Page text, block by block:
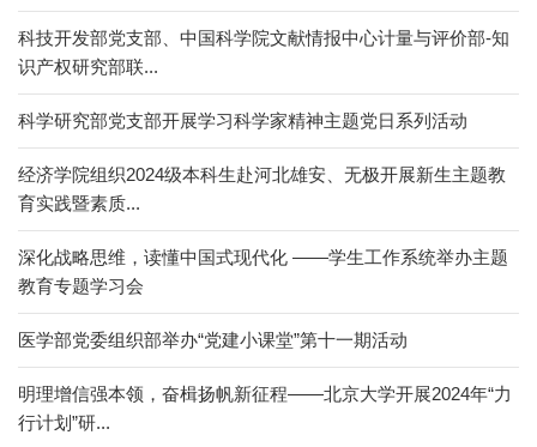
科技开发部党支部、中国科学院文献情报中心计量与评价部-知
识产权研究部联...
科学研究部党支部开展学习科学家精神主题党日系列活动
经济学院组织2024级本科生赴河北雄安、无极开展新生主题教
育实践暨素质...
深化战略思维，读懂中国式现代化 ——学生工作系统举办主题
教育专题学习会
医学部党委组织部举办“党建小课堂”第十一期活动
明理增信强本领，奋楫扬帆新征程——北京大学开展2024年“力
行计划”研...